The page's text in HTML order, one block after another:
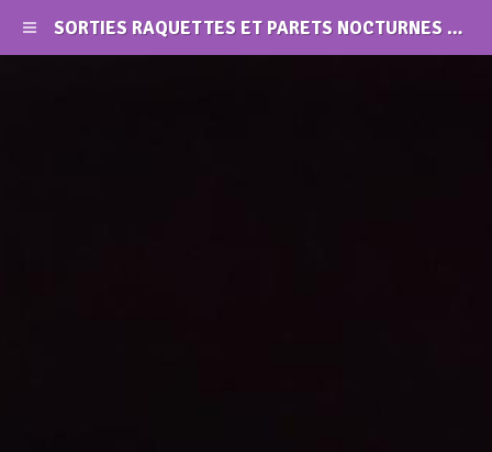
SORTIES RAQUETTES ET PARETS NOCTURNES AU SEMNOZ